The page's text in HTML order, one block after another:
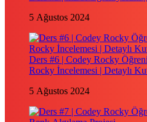
5 Ağustos 2024
Ders #6 | Codey Rocky
Rocky İncelemesi | Detaylı
5 Ağustos 2024